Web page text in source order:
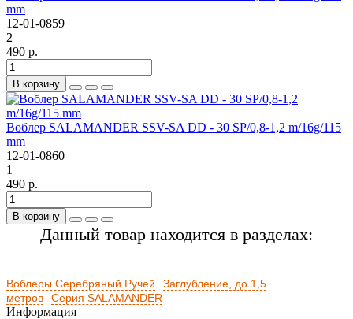
mm
12-01-0859
2
490 р.
В корзину
Воблер SALAMANDER SSV-SA DD - 30 SP/0,8-1,2 m/16g/115
mm
12-01-0860
1
490 р.
В корзину
Данный товар находится в разделах:
Воблеры Серебряный Ручей
Заглубление, до 1,5
метров
Серия SALAMANDER
Информация